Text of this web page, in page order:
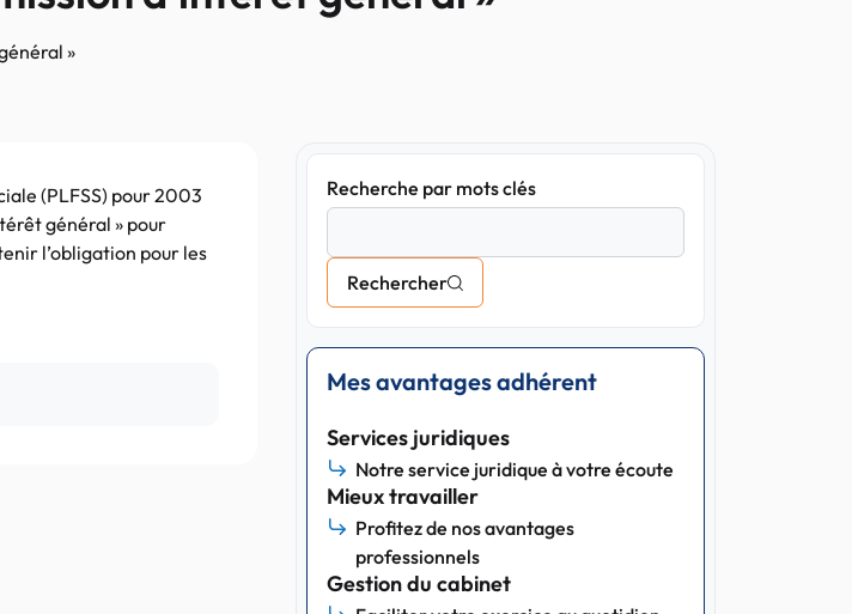
»
(PLFSS) pour 2003
général » pour
l’obligation pour les
Recherche par mots clés
Rechercher
Mes avantages adhérent
Services juridiques
Notre service juridique à votre écoute
Mieux travailler
Profitez de nos avantages
professionnels
Gestion du cabinet